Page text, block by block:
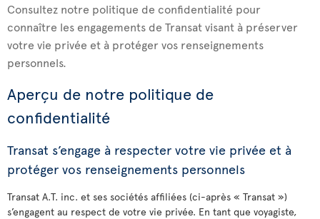
Consultez notre politique de confidentialité pour
connaître les engagements de Transat visant à préserver
votre vie privée et à protéger vos renseignements
personnels.
Aperçu de notre politique de
confidentialité
Transat s’engage à respecter votre vie privée et à
protéger vos renseignements personnels
Transat A.T. inc. et ses sociétés affiliées (ci-après « Transat »)
s’engagent au respect de votre vie privée. En tant que voyagiste,